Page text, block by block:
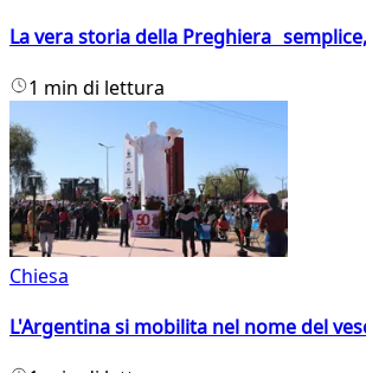
La vera storia della Preghiera
1 min di lettura
Chiesa
L'Argentina si mobilita nel nome del